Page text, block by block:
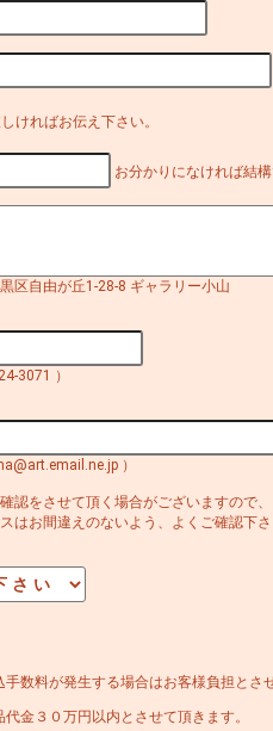
ければお伝え下さい。
お分かりになければ結
区自由が丘1-28-8 ギャラリー小山
3071 ）
）
認をさせて頂く場合がございますので、
はお間違えのないよう、よくご確認下
手数料が発生する場合はお客様負担とさ
代金３０万円以内とさせて頂きます。